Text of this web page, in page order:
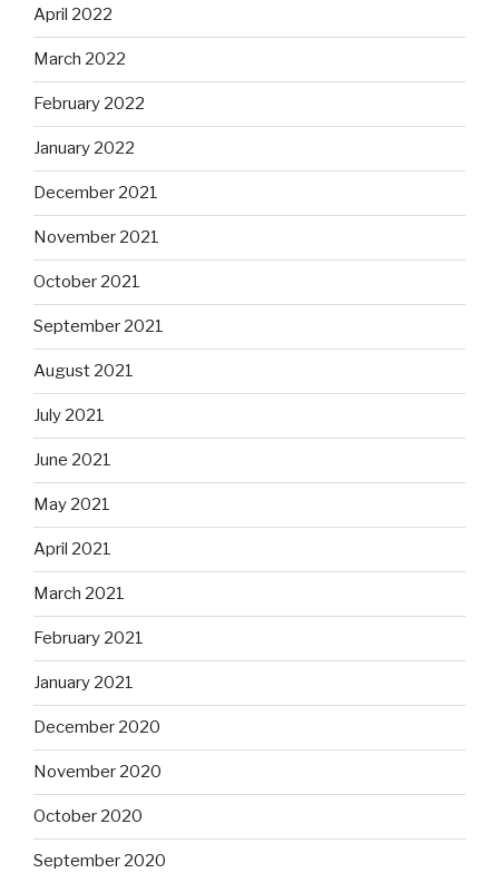
April 2022
March 2022
February 2022
January 2022
December 2021
November 2021
October 2021
September 2021
August 2021
July 2021
June 2021
May 2021
April 2021
March 2021
February 2021
January 2021
December 2020
November 2020
October 2020
September 2020